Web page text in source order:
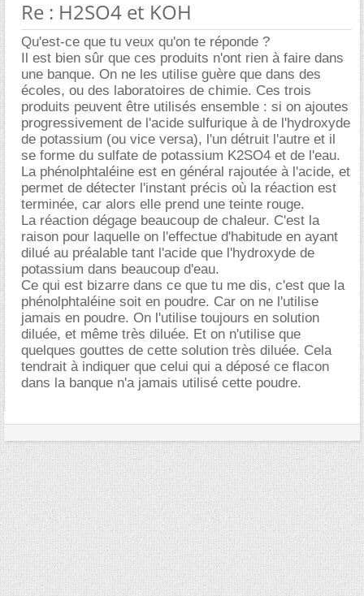
Re : H2SO4 et KOH
Qu'est-ce que tu veux qu'on te réponde ?
Il est bien sûr que ces produits n'ont rien à faire dans
une banque. On ne les utilise guère que dans des
écoles, ou des laboratoires de chimie. Ces trois
produits peuvent être utilisés ensemble : si on ajoutes
progressivement de l'acide sulfurique à de l'hydroxyde
de potassium (ou vice versa), l'un détruit l'autre et il
se forme du sulfate de potassium K2SO4 et de l'eau.
La phénolphtaléine est en général rajoutée à l'acide, et
permet de détecter l'instant précis où la réaction est
terminée, car alors elle prend une teinte rouge.
La réaction dégage beaucoup de chaleur. C'est la
raison pour laquelle on l'effectue d'habitude en ayant
dilué au préalable tant l'acide que l'hydroxyde de
potassium dans beaucoup d'eau.
Ce qui est bizarre dans ce que tu me dis, c'est que la
phénolphtaléine soit en poudre. Car on ne l'utilise
jamais en poudre. On l'utilise toujours en solution
diluée, et même très diluée. Et on n'utilise que
quelques gouttes de cette solution très diluée. Cela
tendrait à indiquer que celui qui a déposé ce flacon
dans la banque n'a jamais utilisé cette poudre.